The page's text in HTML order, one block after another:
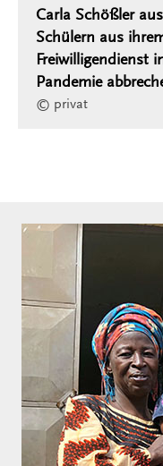
Carla Schößler
Schülern aus
Freiwilligendienst
Pandemie
© privat